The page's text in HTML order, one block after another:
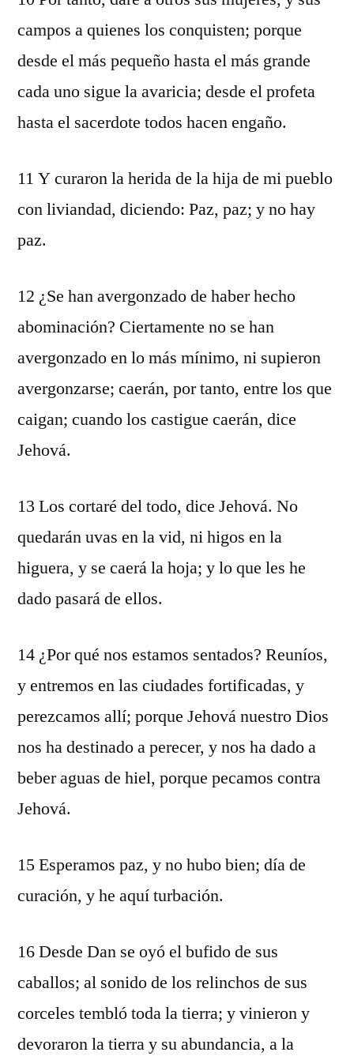
campos a quienes los conquisten; porque
desde el más pequeño hasta el más grande
cada uno sigue la avaricia; desde el profeta
hasta el sacerdote todos hacen engaño.
11 Y curaron la herida de la hija de mi pueblo
con liviandad, diciendo: Paz, paz; y no hay
paz.
12 ¿Se han avergonzado de haber hecho
abominación? Ciertamente no se han
avergonzado en lo más mínimo, ni supieron
avergonzarse; caerán, por tanto, entre los que
caigan; cuando los castigue caerán, dice
Jehová.
13 Los cortaré del todo, dice Jehová. No
quedarán uvas en la vid, ni higos en la
higuera, y se caerá la hoja; y lo que les he
dado pasará de ellos.
14 ¿Por qué nos estamos sentados? Reuníos,
y entremos en las ciudades fortificadas, y
perezcamos allí; porque Jehová nuestro Dios
nos ha destinado a perecer, y nos ha dado a
beber aguas de hiel, porque pecamos contra
Jehová.
15 Esperamos paz, y no hubo bien; día de
curación, y he aquí turbación.
16 Desde Dan se oyó el bufido de sus
caballos; al sonido de los relinchos de sus
corceles tembló toda la tierra; y vinieron y
devoraron la tierra y su abundancia, a la